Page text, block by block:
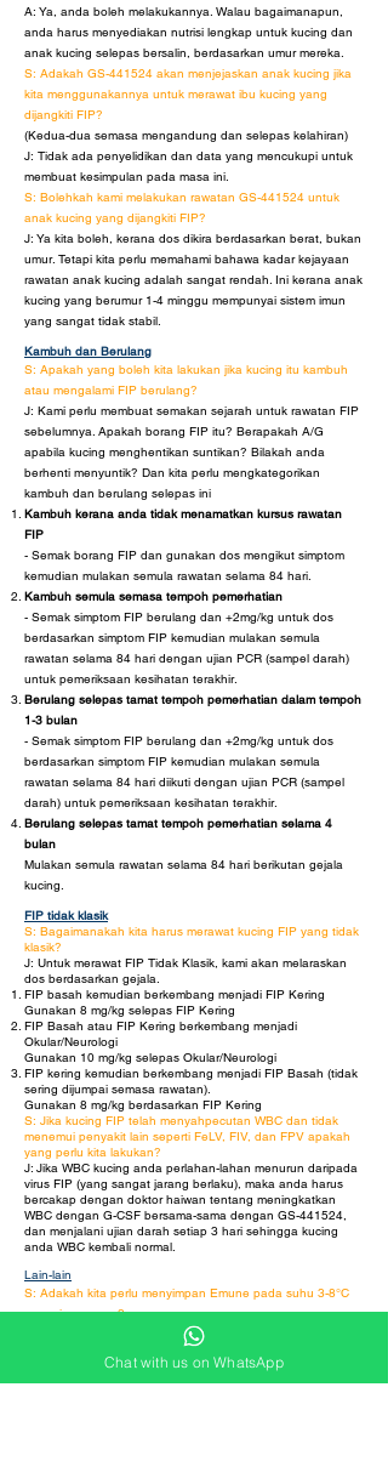
A: Ya, anda boleh melakukannya. Walau bagaimanapun,
anda harus menyediakan nutrisi lengkap untuk kucing dan
anak kucing selepas bersalin, berdasarkan umur mereka.
S: Adakah GS-441524 akan menjejaskan anak kucing jika
kita menggunakannya untuk merawat ibu kucing yang
dijangkiti FIP?
(Kedua-dua semasa mengandung dan selepas kelahiran)
J: Tidak ada penyelidikan dan data yang mencukupi untuk
membuat kesimpulan pada masa ini.
S: Bolehkah kami melakukan rawatan GS-441524 untuk
anak kucing yang dijangkiti FIP?
J: Ya kita boleh, kerana dos dikira berdasarkan berat, bukan
umur. Tetapi kita perlu memahami bahawa kadar kejayaan
rawatan anak kucing adalah sangat rendah. Ini kerana anak
kucing yang berumur 1-4 minggu mempunyai sistem imun
yang sangat tidak stabil.
Kambuh dan Berulang
S: Apakah yang boleh kita lakukan jika kucing itu kambuh
atau mengalami FIP berulang?
J: Kami perlu membuat semakan sejarah untuk rawatan FIP
sebelumnya. Apakah borang FIP itu? Berapakah A/G
apabila kucing menghentikan suntikan? Bilakah anda
berhenti menyuntik? Dan kita perlu mengkategorikan
kambuh dan berulang selepas ini
Kambuh kerana anda tidak menamatkan kursus rawatan
FIP
- Semak borang FIP dan gunakan dos mengikut simptom
kemudian mulakan semula rawatan selama 84 hari.
Kambuh semula semasa tempoh pemerhatian
- Semak simptom FIP berulang dan +2mg/kg untuk dos
berdasarkan simptom FIP kemudian mulakan semula
rawatan selama 84 hari dengan ujian PCR (sampel darah)
untuk pemeriksaan kesihatan terakhir.
Berulang selepas tamat tempoh pemerhatian dalam tempoh
1-3 bulan
- Semak simptom FIP berulang dan +2mg/kg untuk dos
berdasarkan simptom FIP kemudian mulakan semula
rawatan selama 84 hari diikuti dengan ujian PCR (sampel
darah) untuk pemeriksaan kesihatan terakhir.
Berulang selepas tamat tempoh pemerhatian selama 4
bulan
Mulakan semula rawatan selama 84 hari berikutan gejala
kucing.
FIP tidak klasik
S: Bagaimanakah kita harus merawat kucing FIP yang tidak
klasik?
J: Untuk merawat FIP Tidak Klasik, kami akan melaraskan
dos berdasarkan gejala.
FIP basah kemudian berkembang menjadi FIP Kering
Gunakan 8 mg/kg selepas FIP Kering
FIP Basah atau FIP Kering berkembang menjadi
Okular/Neurologi
Gunakan 10 mg/kg selepas Okular/Neurologi
FIP kering kemudian berkembang menjadi FIP Basah (tidak
sering dijumpai semasa rawatan).
Gunakan 8 mg/kg berdasarkan FIP Kering
S: Jika kucing FIP telah menyahpecutan WBC dan tidak
menemui penyakit lain seperti FeLV, FIV, dan FPV apakah
yang perlu kita lakukan?
J: Jika WBC kucing anda perlahan-lahan menurun daripada
virus FIP (yang sangat jarang berlaku), maka anda harus
bercakap dengan doktor haiwan tentang meningkatkan
WBC dengan G-CSF bersama-sama dengan GS-441524,
dan menjalani ujian darah setiap 3 hari sehingga kucing
anda WBC kembali normal.
Lain-lain
S: Adakah kita perlu menyimpan Emune pada suhu 3-8°C
sepanjang masa?
A: Tak perlu risau kalau terlupa simpan dalam peti ais. Ia
boleh disimpan pada suhu di bawah 45 ℃ selama beberapa
Chat with us on WhatsApp